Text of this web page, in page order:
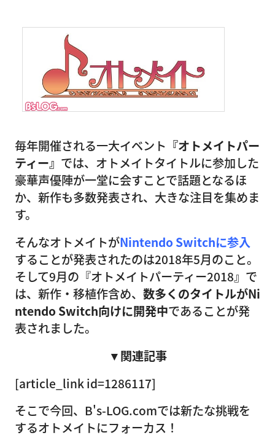
毎年開催される一大イベント 『オトメイトパー
ティー』 では、オトメイトタイトルに参加した
豪華声優陣が一堂に会すことで話題となるほ
か、新作も多数発表され、大きな注目を集めま
す。
そんなオトメイトがNintendo Switchに参入
することが発表されたのは2018年5月のこと。
そして9月の『オトメイトパーティー2018』で
は、新作・移植作含め、 数多くのタイトルがNi
ntendo Switch向けに開発中であることが発
表されました。
▼関連記事
[article_link id=1286117]
そこで今回、B's-LOG.comでは新たな挑戦を
するオトメイトにフォーカス！